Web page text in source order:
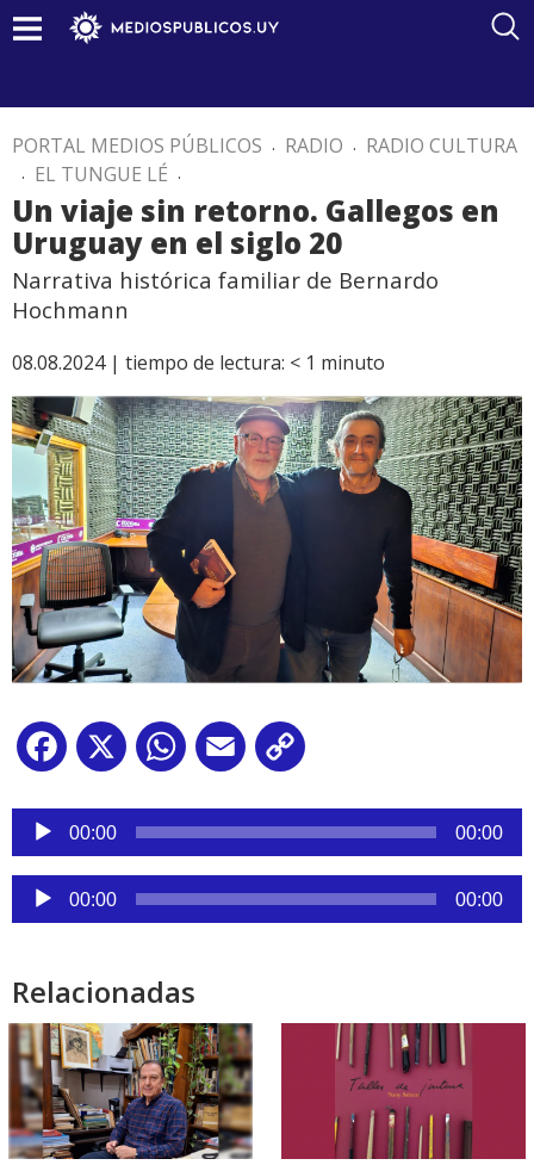
PORTAL MEDIOS PÚBLICOS . RADIO . RADIO CULTURA
. EL TUNGUE LÉ .
Un viaje sin retorno. Gallegos en
Uruguay en el siglo 20
Narrativa histórica familiar de Bernardo
Hochmann
08.08.2024 | tiempo de lectura: < 1 minuto
Facebook
X WhatsApp
Email
Reproductor
audio
00:00 00:00
Reproductor
de
00:00 00:00
Relacionadas